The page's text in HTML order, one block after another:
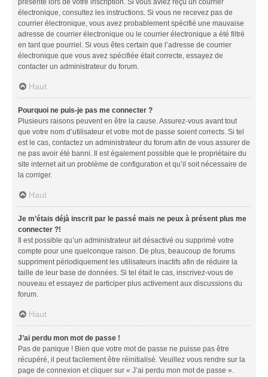
présente lors de votre inscription. Si vous aviez reçu un courrier
électronique, consultez les instructions. Si vous ne recevez pas de
courrier électronique, vous avez probablement spécifié une mauvaise
adresse de courrier électronique ou le courrier électronique a été filtré
en tant que pourriel. Si vous êtes certain que l’adresse de courrier
électronique que vous avez spécifiée était correcte, essayez de
contacter un administrateur du forum.
Haut
Pourquoi ne puis-je pas me connecter ?
Plusieurs raisons peuvent en être la cause. Assurez-vous avant tout
que votre nom d’utilisateur et votre mot de passe soient corrects. Si tel
est le cas, contactez un administrateur du forum afin de vous assurer de
ne pas avoir été banni. Il est également possible que le propriétaire du
site internet ait un problème de configuration et qu’il soit nécessaire de
la corriger.
Haut
Je m’étais déjà inscrit par le passé mais ne peux à présent plus me
connecter ?!
Il est possible qu’un administrateur ait désactivé ou supprimé votre
compte pour une quelconque raison. De plus, beaucoup de forums
suppriment périodiquement les utilisateurs inactifs afin de réduire la
taille de leur base de données. Si tel était le cas, inscrivez-vous de
nouveau et essayez de participer plus activement aux discussions du
forum.
Haut
J’ai perdu mon mot de passe !
Pas de panique ! Bien que votre mot de passe ne puisse pas être
récupéré, il peut facilement être réinitialisé. Veuillez vous rendre sur la
page de connexion et cliquer sur « J’ai perdu mon mot de passe ».